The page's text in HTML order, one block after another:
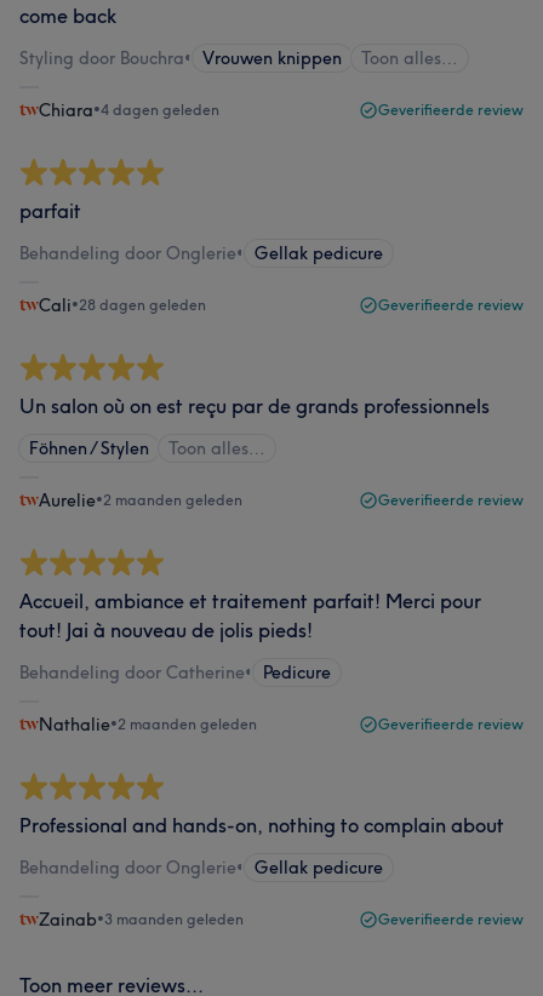
come back
Styling door Bouchra• Vrouwen knippen Toon alles…
Chiara•4 dagen geleden Geverifieerde review
parfait
Behandeling door Onglerie• Gellak pedicure
Cali•28 dagen geleden Geverifieerde review
Un salon où on est reçu par de grands professionnels
Föhnen / Stylen Toon alles…
Aurelie•2 maanden geleden Geverifieerde review
Accueil, ambiance et traitement parfait! Merci pour
tout! Jai à nouveau de jolis pieds!
Behandeling door Catherine• Pedicure
Nathalie•2 maanden geleden Geverifieerde review
Professional and hands-on, nothing to complain about
Behandeling door Onglerie• Gellak pedicure
Zainab•3 maanden geleden Geverifieerde review
Toon meer reviews...